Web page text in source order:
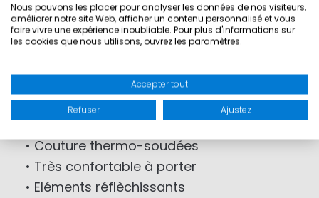
• veste fonctionnelle ultra légère
• Tissu laminé 3 couches
• Respirable
• Design sportif et moderne
• Couture thermo-soudées
• Très confortable à porter
• Eléments réflèchissants
Nous pouvons les placer pour analyser les données de nos visiteurs,
améliorer notre site Web, afficher un contenu personnalisé et vous
faire vivre une expérience inoubliable. Pour plus d'informations sur
les cookies que nous utilisons, ouvrez les paramètres.
Accepter tout
Refuser Ajustez